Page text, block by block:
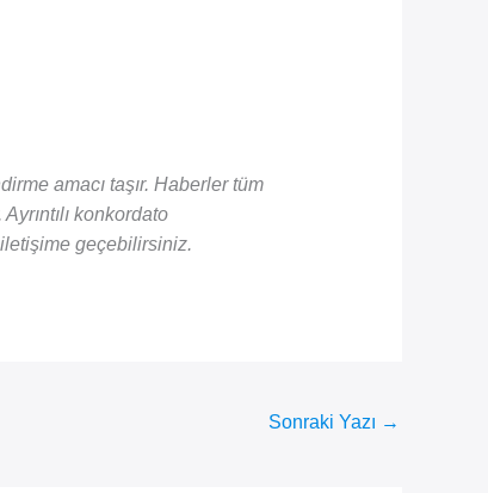
amacı taşır. Haberler tüm
konkordato
geçebilirsiniz.
Sonraki Yazı →